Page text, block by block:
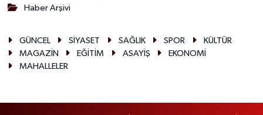
Haber Arşivi
GÜNCEL SİYASET SAĞLIK SPOR
KÜLTÜR
MAGAZİN
EĞİTİM ASAYİŞ
EKONOMİ
MAHALLELER